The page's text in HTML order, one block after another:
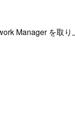
Manager を取